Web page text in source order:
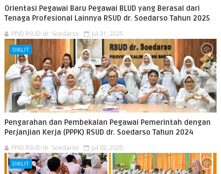
Orientasi Pegawai Baru Pegawai BLUD yang Berasal dari
Tenaga Profesional Lainnya RSUD dr. Soedarso Tahun 2025
PPID RSUD dr. Soedarso Jul 31, 2025
DIKLIT
Pengarahan dan Pembekalan Pegawai Pemerintah dengan
Perjanjian Kerja (PPPK) RSUD dr. Soedarso Tahun 2024
PPID RSUD dr. Soedarso Jul 02, 2025
DIKLIT